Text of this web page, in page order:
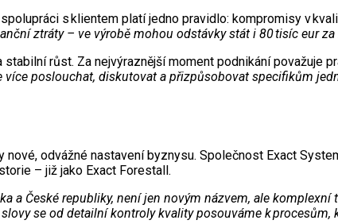
s klientem platí jedno pravidlo: kompromisy v
ztráty – ve výrobě mohou odstávky stát i 80 tisíc eur za
růst. Za nejvýraznější moment podnikání považuje
více poslouchat, diskutovat a přizpůsobovat specifikům
odvážné nastavení byznysu. Společnost Exact
– již jako Exact Forestall.
a České republiky, není jen novým názvem, ale
se od detailní kontroly kvality posouváme k